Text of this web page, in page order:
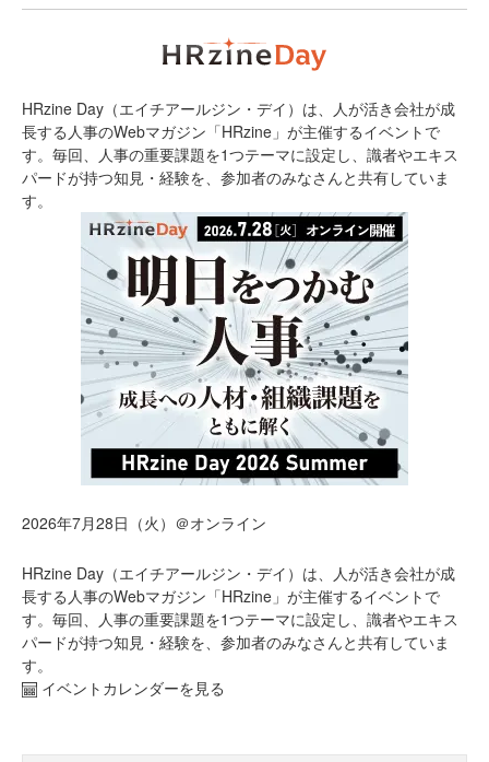
HRzine Day（エイチアールジン・デイ）は、人が活き会社が成
長する人事のWebマガジン「HRzine」が主催するイベントで
す。毎回、人事の重要課題を1つテーマに設定し、識者やエキス
パードが持つ知見・経験を、参加者のみなさんと共有していま
す。
2026年7月28日（火）＠オンライン
HRzine Day（エイチアールジン・デイ）は、人が活き会社が成
長する人事のWebマガジン「HRzine」が主催するイベントで
す。毎回、人事の重要課題を1つテーマに設定し、識者やエキス
パードが持つ知見・経験を、参加者のみなさんと共有していま
す。
イベントカレンダーを見る